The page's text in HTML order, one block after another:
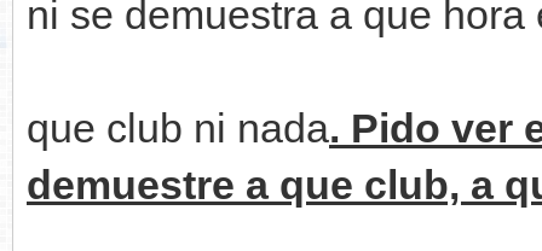
ni se demuestra a que hora
que club ni nada. Pido ver
demuestre a que club, a